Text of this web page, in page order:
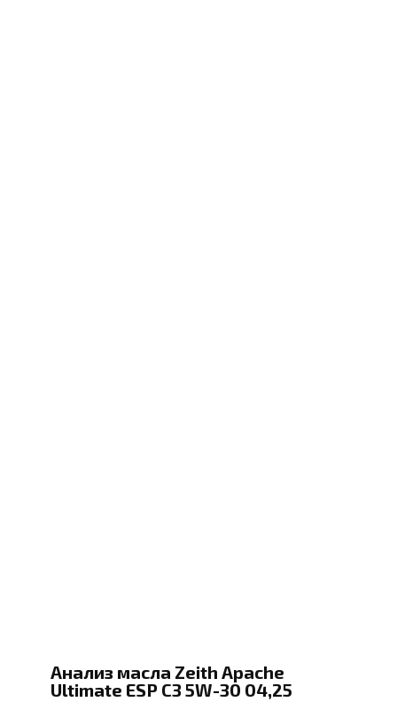
Анализ масла Zeith Apache
Ultimate ESP C3 5W-30 04,25